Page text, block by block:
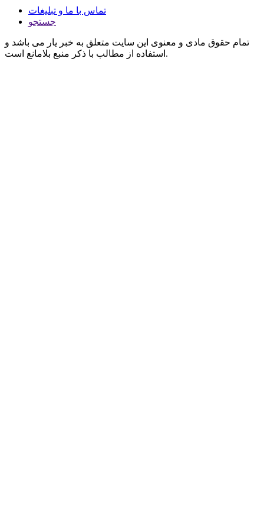
تماس با ما و تبلیغات
جستجو
تمام حقوق مادی و معنوی این سایت متعلق به خبر یار می باشد و
استفاده از مطالب با ذکر منبع بلامانع است.